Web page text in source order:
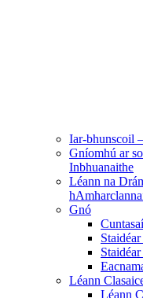
Iar-bhunscoil
Gníomhú ar
Inbhuanaithe
Léann na
Gnó
Léann
Léann